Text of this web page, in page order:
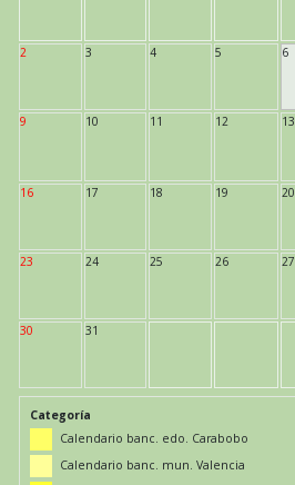
2 3 4 5 6
9 10 11 12 13
16 17 18 19 20
23 24 25 26 27
30 31
Categoría
Calendario banc. edo. Carabobo
Calendario banc. mun. Valencia